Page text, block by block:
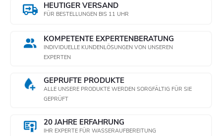
HEUTIGER VERSAND
FÜR BESTELLUNGEN BIS 11 UHR
KOMPETENTE EXPERTENBERATUNG
INDIVIDUELLE KUNDENLÖSUNGEN VON UNSEREN
EXPERTEN
GEPRÜFTE PRODUKTE
ALLE UNSERE PRODUKTE WERDEN SORGFÄLTIG FÜR SIE
GEPRÜFT
20 JAHRE ERFAHRUNG
IHR EXPERTE FÜR WASSERAUFBEREITUNG